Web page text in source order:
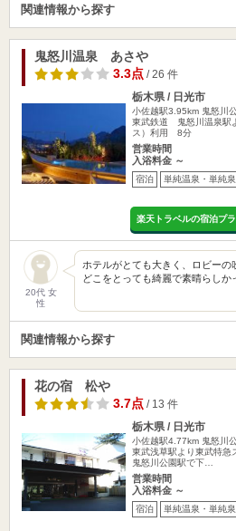
関連情報から探す
鬼怒川温泉 あさや
3.3点/ 26 件
栃木県 / 日光市
小佐越駅3.95km 鬼怒川
東武鉄道 鬼怒川温泉駅
ス）利用 8分
営業時間
入浴料金 ～
宿泊 単純温泉・単純泉
楽天トラベルの宿泊プ
20代 女
性
ホテルがとても大きく、ロビー
どこをとっても綺麗で素晴らし
関連情報から探す
花の宿 松や
3.7点/ 13 件
栃木県 / 日光市
小佐越駅4.77km 鬼怒川
東武浅草駅より東武特急
鬼怒川公園駅で下…
営業時間
入浴料金 ～
宿泊 単純温泉・単純泉